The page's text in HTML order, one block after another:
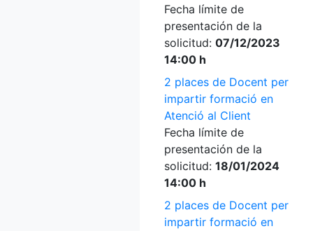
Fecha límite de
presentación de la
solicitud: 07/12/2023
14:00 h
2 places de Docent per
impartir formació en
Atenció al Client
Fecha límite de
presentación de la
solicitud: 18/01/2024
14:00 h
2 places de Docent per
impartir formació en